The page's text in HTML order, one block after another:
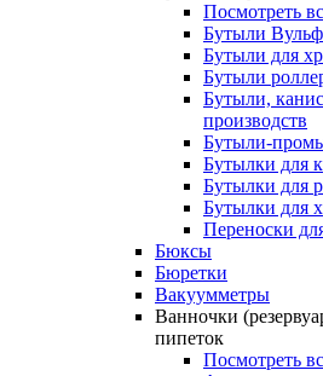
Посмотреть
Бутыли
Бутыли для
Бутыли
Бутыли,
производств
Бутыли-
Бутылки для
Бутылки для
Бутылки для
Переноски
Бюксы
Бюретки
Вакуумметры
Ванночки
пипеток
Посмотреть